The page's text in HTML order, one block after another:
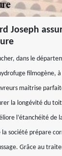
Joseph
dans le
filmogène,
maitrise
la longévité du
l’étanchéité de
la société prépare
Grâce au